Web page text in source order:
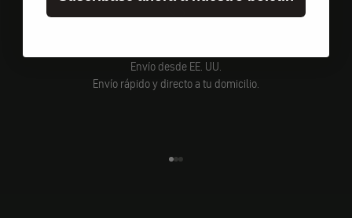
Envío desde EE. UU.
Envío rápido y directo a tu domicilio.